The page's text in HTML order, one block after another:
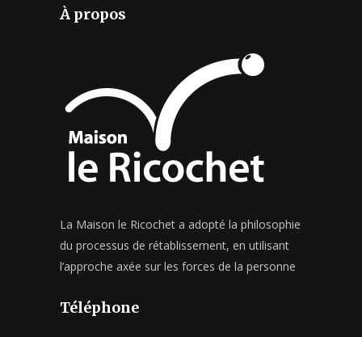
À propos
La Maison le Ricochet a adopté la philosophie
du processus de rétablissement, en utilisant
l’approche axée sur les forces de la personne
Téléphone